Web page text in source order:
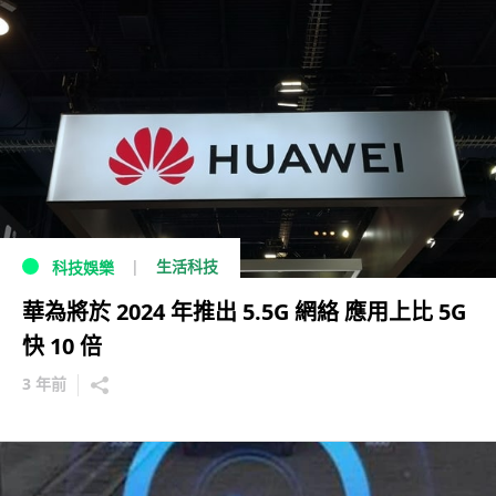
科技娛樂 生活科技
華為將於 2024 年推出 5.5G 網絡 應用上比 5G
快 10 倍
3 年前